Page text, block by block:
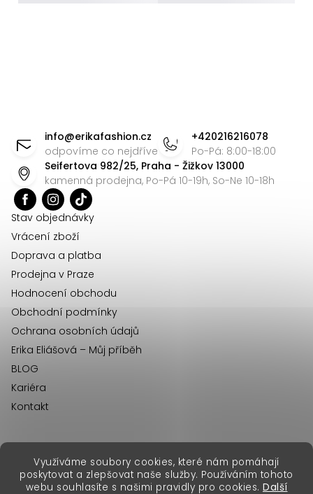
Využíváme soubory cookies, které nám pomáhají
poskytovat a zlepšovat naše služby. Používáním tohoto
webu souhlasíte s našimi pravidly pro cookies. Další
info@erikafashion.cz
odpovíme co nejdříve
+420216216078
Po-Pá: 8:00-18:00
Seifertova 982/25, Praha - Žižkov 13000
kamenná prodejna, Po-Pá 10-19h, So-Ne 10-18h
Stav objednávky
Vrácení zboží
Doprava a platba
Prodejna v Praze
Hodnocení obchodu
Obchodní podmínky
Ochrana osobních údajů
Erika Eliášová – Můj příběh
BLOG
Kariéra
Kontakt
Copyright 2026Erika Fashion. Všechna práva vyhrazena.
erikafashion.sk